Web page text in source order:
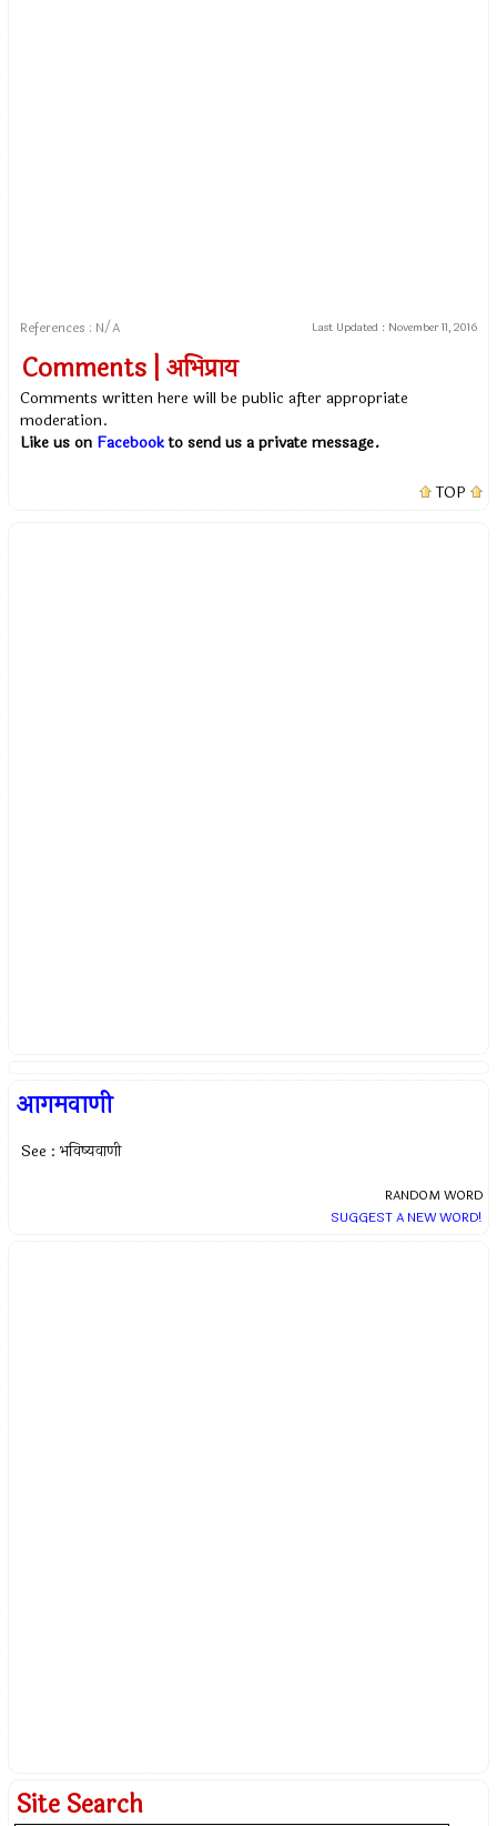
References : N/A Last Updated : November 11, 2016
Comments | अभिप्राय
Comments written here will be public after appropriate
moderation.
Like us on Facebookto send us a private message.
TOP
आगमवाणी
See : भविष्यवाणी
RANDOM WORD
SUGGEST A NEW WORD!
Site Search